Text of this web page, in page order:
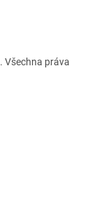
. Všechna práva